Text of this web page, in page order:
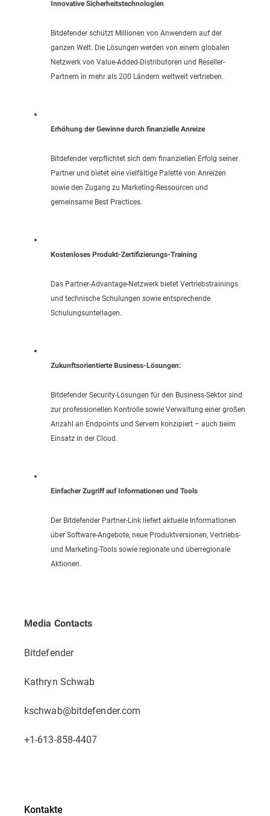
Innovative Sicherheitstechnologien
Bitdefender schützt Millionen von Anwendern auf der
ganzen Welt. Die Lösungen werden von einem globalen
Netzwerk von Value-Added-Distributoren und Reseller-
Partnern in mehr als 200 Ländern weltweit vertrieben.
Erhöhung der Gewinne durch finanzielle Anreize
Bitdefender verpflichtet sich dem finanziellen Erfolg seiner
Partner und bietet eine vielfältige Palette von Anreizen
sowie den Zugang zu Marketing-Ressourcen und
gemeinsame Best Practices.
Kostenloses Produkt-Zertifizierungs-Training
Das Partner-Advantage-Netzwerk bietet Vertriebstrainings
und technische Schulungen sowie entsprechende
Schulungsunterlagen.
Zukunftsorientierte Business-Lösungen:
Bitdefender Security-Lösungen für den Business-Sektor sind
zur professionellen Kontrolle sowie Verwaltung einer großen
Anzahl an Endpoints und Servern konzipiert – auch beim
Einsatz in der Cloud.
Einfacher Zugriff auf Informationen und Tools
Der Bitdefender Partner-Link liefert aktuelle Informationen
über Software-Angebote, neue Produktversionen, Vertriebs-
und Marketing-Tools sowie regionale und überregionale
Aktionen.
Media Contacts
Bitdefender
Kathryn Schwab
kschwab@bitdefender.com
+1-613-858-4407
Kontakte